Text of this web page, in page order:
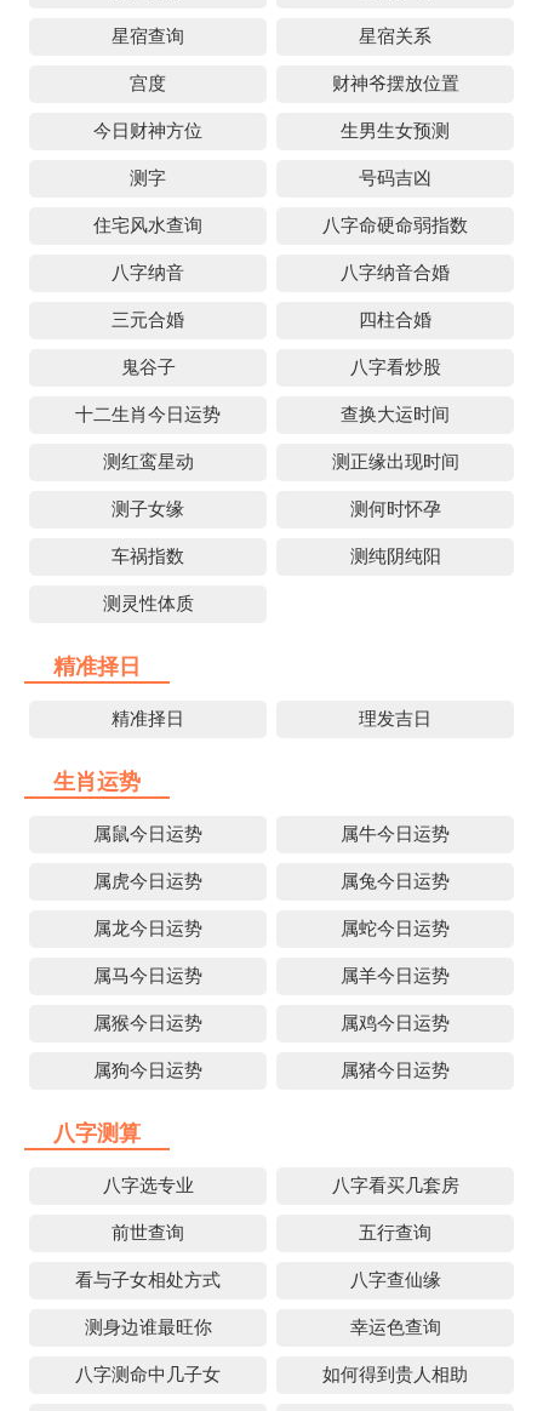
星宿查询 星宿关系
宫度 财神爷摆放位置
今日财神方位 生男生女预测
测字 号码吉凶
住宅风水查询 八字命硬命弱指数
八字纳音 八字纳音合婚
三元合婚 四柱合婚
鬼谷子 八字看炒股
十二生肖今日运势 查换大运时间
测红鸾星动 测正缘出现时间
测子女缘 测何时怀孕
车祸指数 测纯阴纯阳
测灵性体质
精准择日
精准择日 理发吉日
生肖运势
属鼠今日运势 属牛今日运势
属虎今日运势 属兔今日运势
属龙今日运势 属蛇今日运势
属马今日运势 属羊今日运势
属猴今日运势 属鸡今日运势
属狗今日运势 属猪今日运势
八字测算
八字选专业 八字看买几套房
前世查询 五行查询
看与子女相处方式 八字查仙缘
测身边谁最旺你 幸运色查询
八字测命中几子女 如何得到贵人相助